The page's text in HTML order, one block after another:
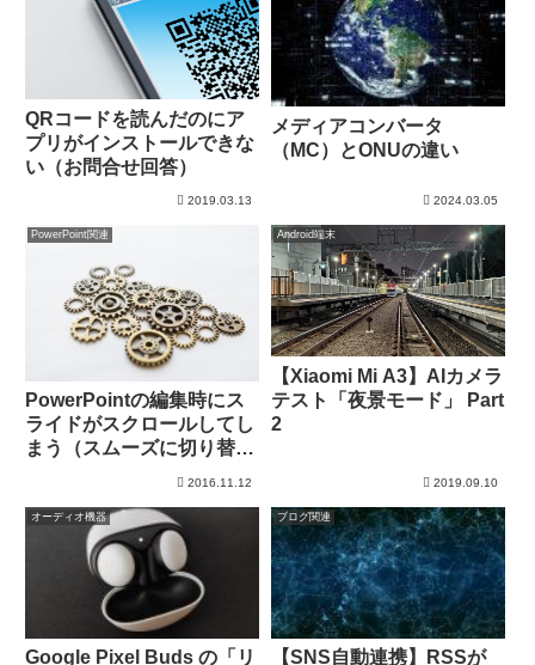
QRコードを読んだのにア
プリがインストールできな
い（お問合せ回答）
2019.03.13
メディアコンバータ
（MC）とONUの違い
2024.03.05
PowerPoint関連
PowerPointの編集時にス
ライドがスクロールしてし
まう（スムーズに切り替え
2016.11.12
Android端末
【Xiaomi Mi A3】AIカメラ
テスト「夜景モード」 Part
2
2019.09.10
オーディオ機器
Google Pixel Buds の「リ
ブログ関連
【SNS自動連携】RSSが